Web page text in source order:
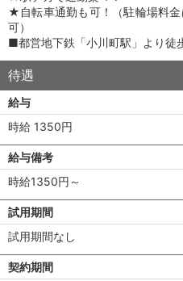
★自転車通勤も可！（駐輪場料
可）
■都営地下鉄「小川町駅」より徒
待遇
給与
時給 1350円
給与備考
時給1350円～
試用期間
試用期間なし
契約期間